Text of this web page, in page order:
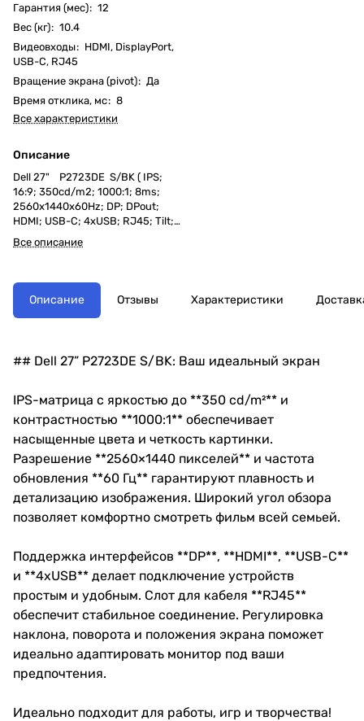
Гарантия (мес): 12
Вес (кг): 10.4
Видеовходы: HDMI, DisplayPort,
USB-C, RJ45
Вращение экрана (pivot): Да
Время отклика, мс: 8
Все характеристики
Описание
Dell 27" P2723DE S/BK ( IPS;
16:9; 350cd/m2; 1000:1; 8ms;
2560x1440x60Hz; DP; DPout;
HDMI; USB-C; 4xUSB; RJ45; Tilt;
Swiv; HAS; Pivot; VESA)
Все описание
Описание Отзывы Характеристики
## Dell 27” P2723DE S/BK: Ваш идеальный экран
IPS-матрица с яркостью до **350 cd/m²** и
контрастностью **1000:1** обеспечивает
насыщенные цвета и четкость картинки.
Разрешение **2560×1440 пикселей** и частота
обновления **60 Гц** гарантируют плавность и
детализацию изображения. Широкий угол обзора
позволяет комфортно смотреть фильм всей семьей.
Поддержка интерфейсов **DP**, **HDMI**, **USB-C**
и **4хUSB** делает подключение устройств
простым и удобным. Слот для кабеля **RJ45**
обеспечит стабильное соединение. Регулировка
наклона, поворота и положения экрана поможет
идеально адаптировать монитор под ваши
предпочтения.
Идеально подходит для работы, игр и творчества!